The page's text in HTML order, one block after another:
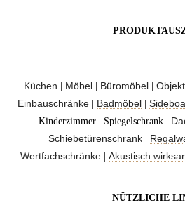
Küchen Möbel Büromöbel
Einbauschränke Badmöbel
Kinderzimmer | Spiegelschrank |
Schiebetürenschrank|
Wertfachschränke Akustisch
NÜTZLICHE